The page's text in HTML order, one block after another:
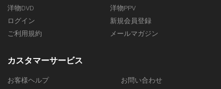
洋物DVD
洋物PPV
ログイン
新規会員登録
ご利用規約
メールマガジン
カスタマーサービス
お客様ヘルプ
お問い合わせ